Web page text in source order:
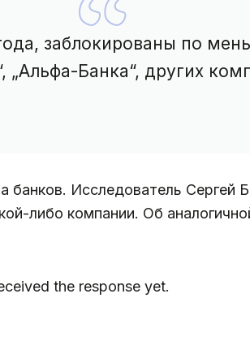
заблокированы по
Банка“, других
банков. Исследователь
либо компании. Об
the response yet.